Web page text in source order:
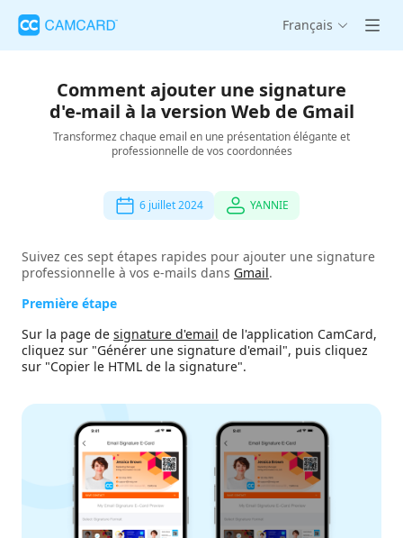
Français
Comment ajouter une signature
d'e-mail à la version Web de Gmail
Transformez chaque email en une présentation élégante et
professionnelle de vos coordonnées
6 juillet 2024 YANNIE
Suivez ces sept étapes rapides pour ajouter une signature
professionnelle à vos e-mails dans Gmail.
Première étape
Sur la page de signature d'email de l'application CamCard,
cliquez sur "Générer une signature d'email", puis cliquez
sur "Copier le HTML de la signature".